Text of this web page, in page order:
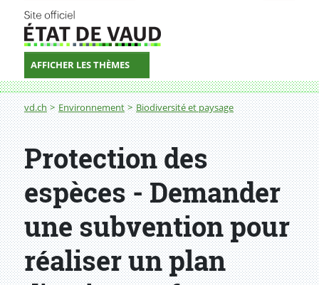
AFFICHER LES THÈMES
Fil d'Ariane
vd.ch Environnement Biodiversité et paysage
Protection des espèces - Demander une subvention
Protection des
espèces - Demander
une subvention pour
réaliser un plan